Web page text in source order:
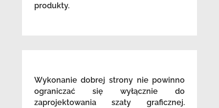
produkty.
Wykonanie dobrej strony nie powinno
ograniczać się wyłącznie do
zaprojektowania szaty graficznej.